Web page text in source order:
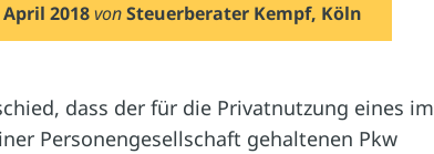
April 2018 vonSteuerberater Kempf, Köln
dass der für die Privatnutzung eines im
Personengesellschaft gehaltenen Pkw